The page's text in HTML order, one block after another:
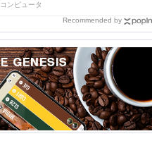
コンピュータ
Recommended by